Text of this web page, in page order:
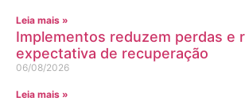
Leia mais »
Implementos reduzem perdas e
expectativa de recuperação
06/08/2026
Leia mais »